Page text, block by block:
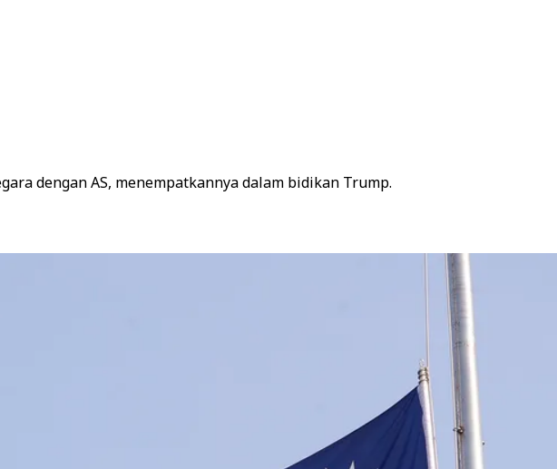
dengan AS, menempatkannya dalam bidikan Trump.